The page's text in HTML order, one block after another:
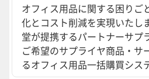
オフィス用品に関する困りご
化とコスト削減を実現いたし
堂が提携するパートナーサプ
ご希望のサプライヤ商品・サ
るオフィス用品一括購買シス